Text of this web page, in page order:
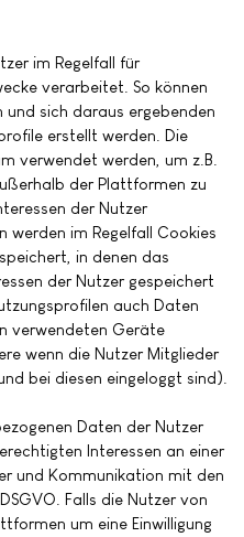
im Regelfall für
verarbeitet. So können
und sich daraus ergebenden
erstellt werden. Die
verwendet werden, um z.B.
der Plattformen zu
der Nutzer
werden im Regelfall Cookies
in denen das
der Nutzer gespeichert
auch Daten
verwendeten Geräte
wenn die Nutzer Mitglieder
bei diesen eingeloggt sind).
Daten der Nutzer
Interessen an einer
und Kommunikation mit den
Falls die Nutzer von
um eine Einwilligung